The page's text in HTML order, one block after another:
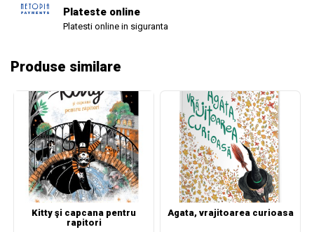
Plateste online
Platesti online in siguranta
Produse similare
Kitty şi capcana pentru
rapitori
Agata, vrajitoarea curioasa